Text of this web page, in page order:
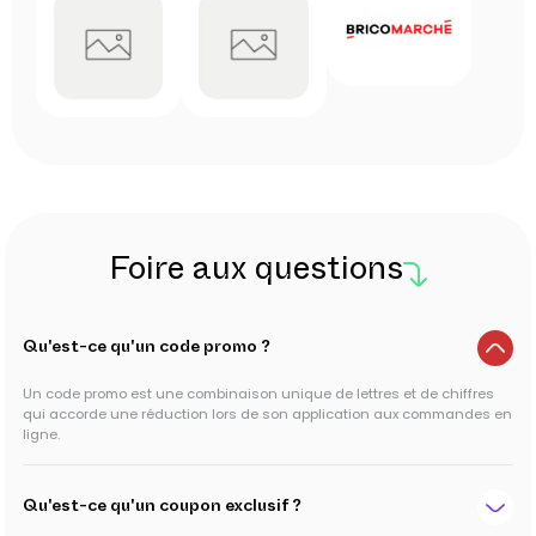
Foire aux questions
Qu'est-ce qu'un code promo ?
Un code promo est une combinaison unique de lettres et de chiffres
qui accorde une réduction lors de son application aux commandes en
ligne.
Qu'est-ce qu'un coupon exclusif ?